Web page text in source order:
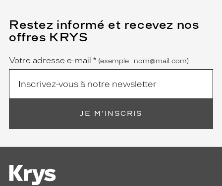
Restez informé et recevez nos
offres KRYS
Name
Votre adresse e-mail *
(Ce
champ
est
(exemple : nom@mail.com)
JE M'INSCRIS